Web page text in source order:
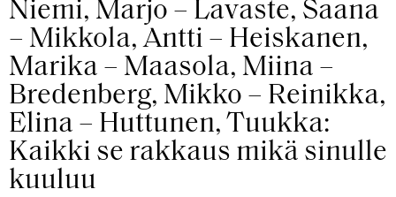
Niemi, Marjo – Lavaste, Saana
– Mikkola, Antti – Heiskanen,
Marika – Maasola, Miina –
Bredenberg, Mikko – Reinikka,
Elina – Huttunen, Tuukka:
Kaikki se rakkaus mikä sinulle
kuuluu